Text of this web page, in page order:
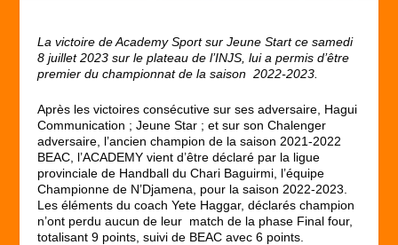
La victoire de Academy Sport sur Jeune Start ce samedi
8 juillet 2023 sur le plateau de l’INJS, lui a permis d’être
premier du championnat de la saison 2022-2023.
Après les victoires consécutive sur ses adversaire, Hagui
Communication ; Jeune Star ; et sur son Chalenger
adversaire, l’ancien champion de la saison 2021-2022
BEAC, l’ACADEMY vient d’être déclaré par la ligue
provinciale de Handball du Chari Baguirmi, l’équipe
Championne de N’Djamena, pour la saison 2022-2023.
Les éléments du coach Yete Haggar, déclarés champion
n’ont perdu aucun de leur match de la phase Final four,
totalisant 9 points, suivi de BEAC avec 6 points.